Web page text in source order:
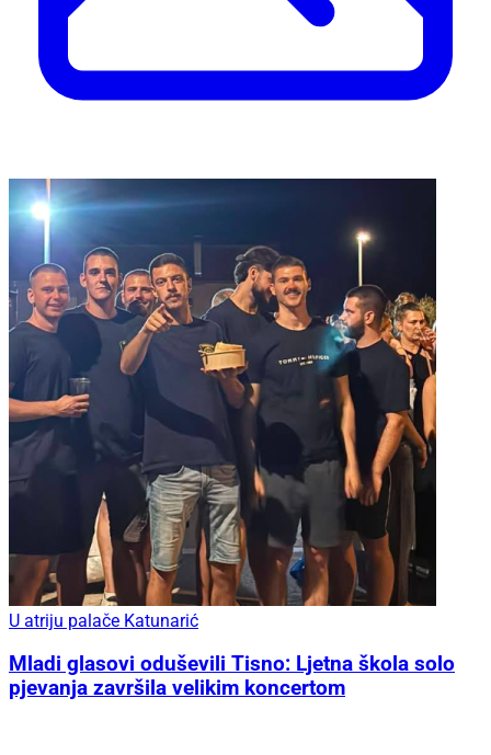
U atriju palače Katunarić
Mladi glasovi oduševili Tisno: Ljetna škola solo
pjevanja završila velikim koncertom